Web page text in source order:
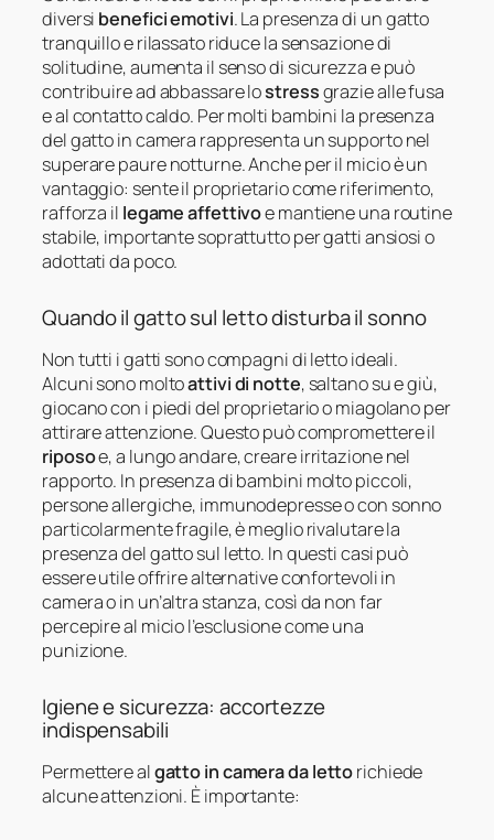
diversi benefici emotivi. La presenza di un gatto
tranquillo e rilassato riduce la sensazione di
solitudine, aumenta il senso di sicurezza e può
contribuire ad abbassare lostressgrazie alle fusa
e al contatto caldo. Per molti bambini la presenza
del gatto in camera rappresenta un supporto nel
superare paure notturne. Anche per il micio è un
vantaggio: sente il proprietario come riferimento,
rafforza il legame affettivoe mantiene una routine
stabile, importante soprattutto per gatti ansiosi o
adottati da poco.
Quando il gatto sul letto disturba il sonno
Non tutti i gatti sono compagni di letto ideali.
Alcuni sono moltoattivi di notte, saltano su e giù,
giocano con i piedi del proprietario o miagolano per
attirare attenzione. Questo può compromettere il
riposoe, a lungo andare, creare irritazione nel
rapporto. In presenza di bambini molto piccoli,
persone allergiche, immunodepresse o con sonno
particolarmente fragile, è meglio rivalutare la
presenza del gatto sul letto. In questi casi può
essere utile offrire alternative confortevoli in
camera o in un’altra stanza, così da non far
percepire al micio l’esclusione come una
punizione.
Igiene e sicurezza: accortezze
indispensabili
Permettere algatto in camera da lettorichiede
alcune attenzioni. È importante: